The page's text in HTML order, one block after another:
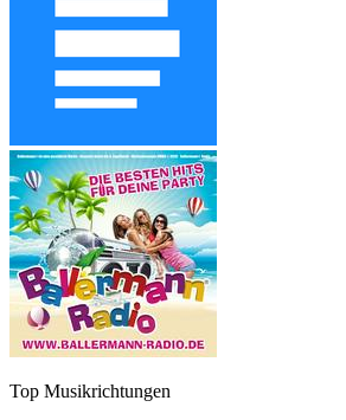
Top Musikrichtungen